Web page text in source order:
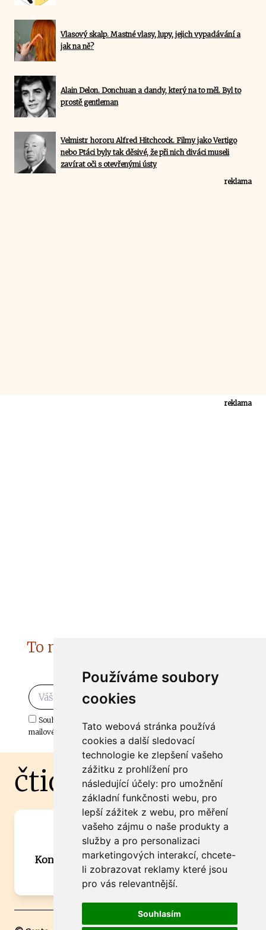
Používáme soubory
cookies
Tato webová stránka používá
cookies a další sledovací
technologie ke zlepšení vašeho
zážitku z prohlížení pro
následující účely: pro umožnění
základní funkčnosti webu, pro
lepší zážitek z webu, pro měření
vašeho zájmu o naše produkty a
služby a pro personalizaci
marketingových interakcí, chcete-
li zobrazovat reklamy které jsou
pro vás relevantnější.
Souhlasím
Vlasový skalp. Mastné vlasy, lupy, jejich vypadávání a
jak na ně?
Alain Delon. Donchuan a dandy, který na to měl. Byl to
prostě gentleman
Velmistr hororu Alfred Hitchcock. Filmy jako Vertigo
nebo Ptáci byly tak děsivé, že při nich diváci museli
zavírat oči s otevřenými ústy
reklama
reklama
To nejzajímavější do Vašeho e-
mailu
Souhlasím s odběrem důležitých zpráv ze ČtiDoma.cz do mé e-
mailové schránky.
čtidoma.cz
Máte zajímavou informaci? Chcete
spolupracovat?
Kontaktujte šéfredaktora Martina Chalupu:
chalupa@ctidoma.cz